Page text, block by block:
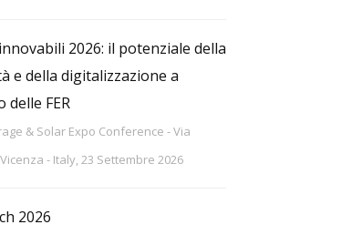
2026: il potenziale della
e della digitalizzazione a
FER
& Solar Expo Conference - Via
- Italy, 23 Settembre 2026
2026